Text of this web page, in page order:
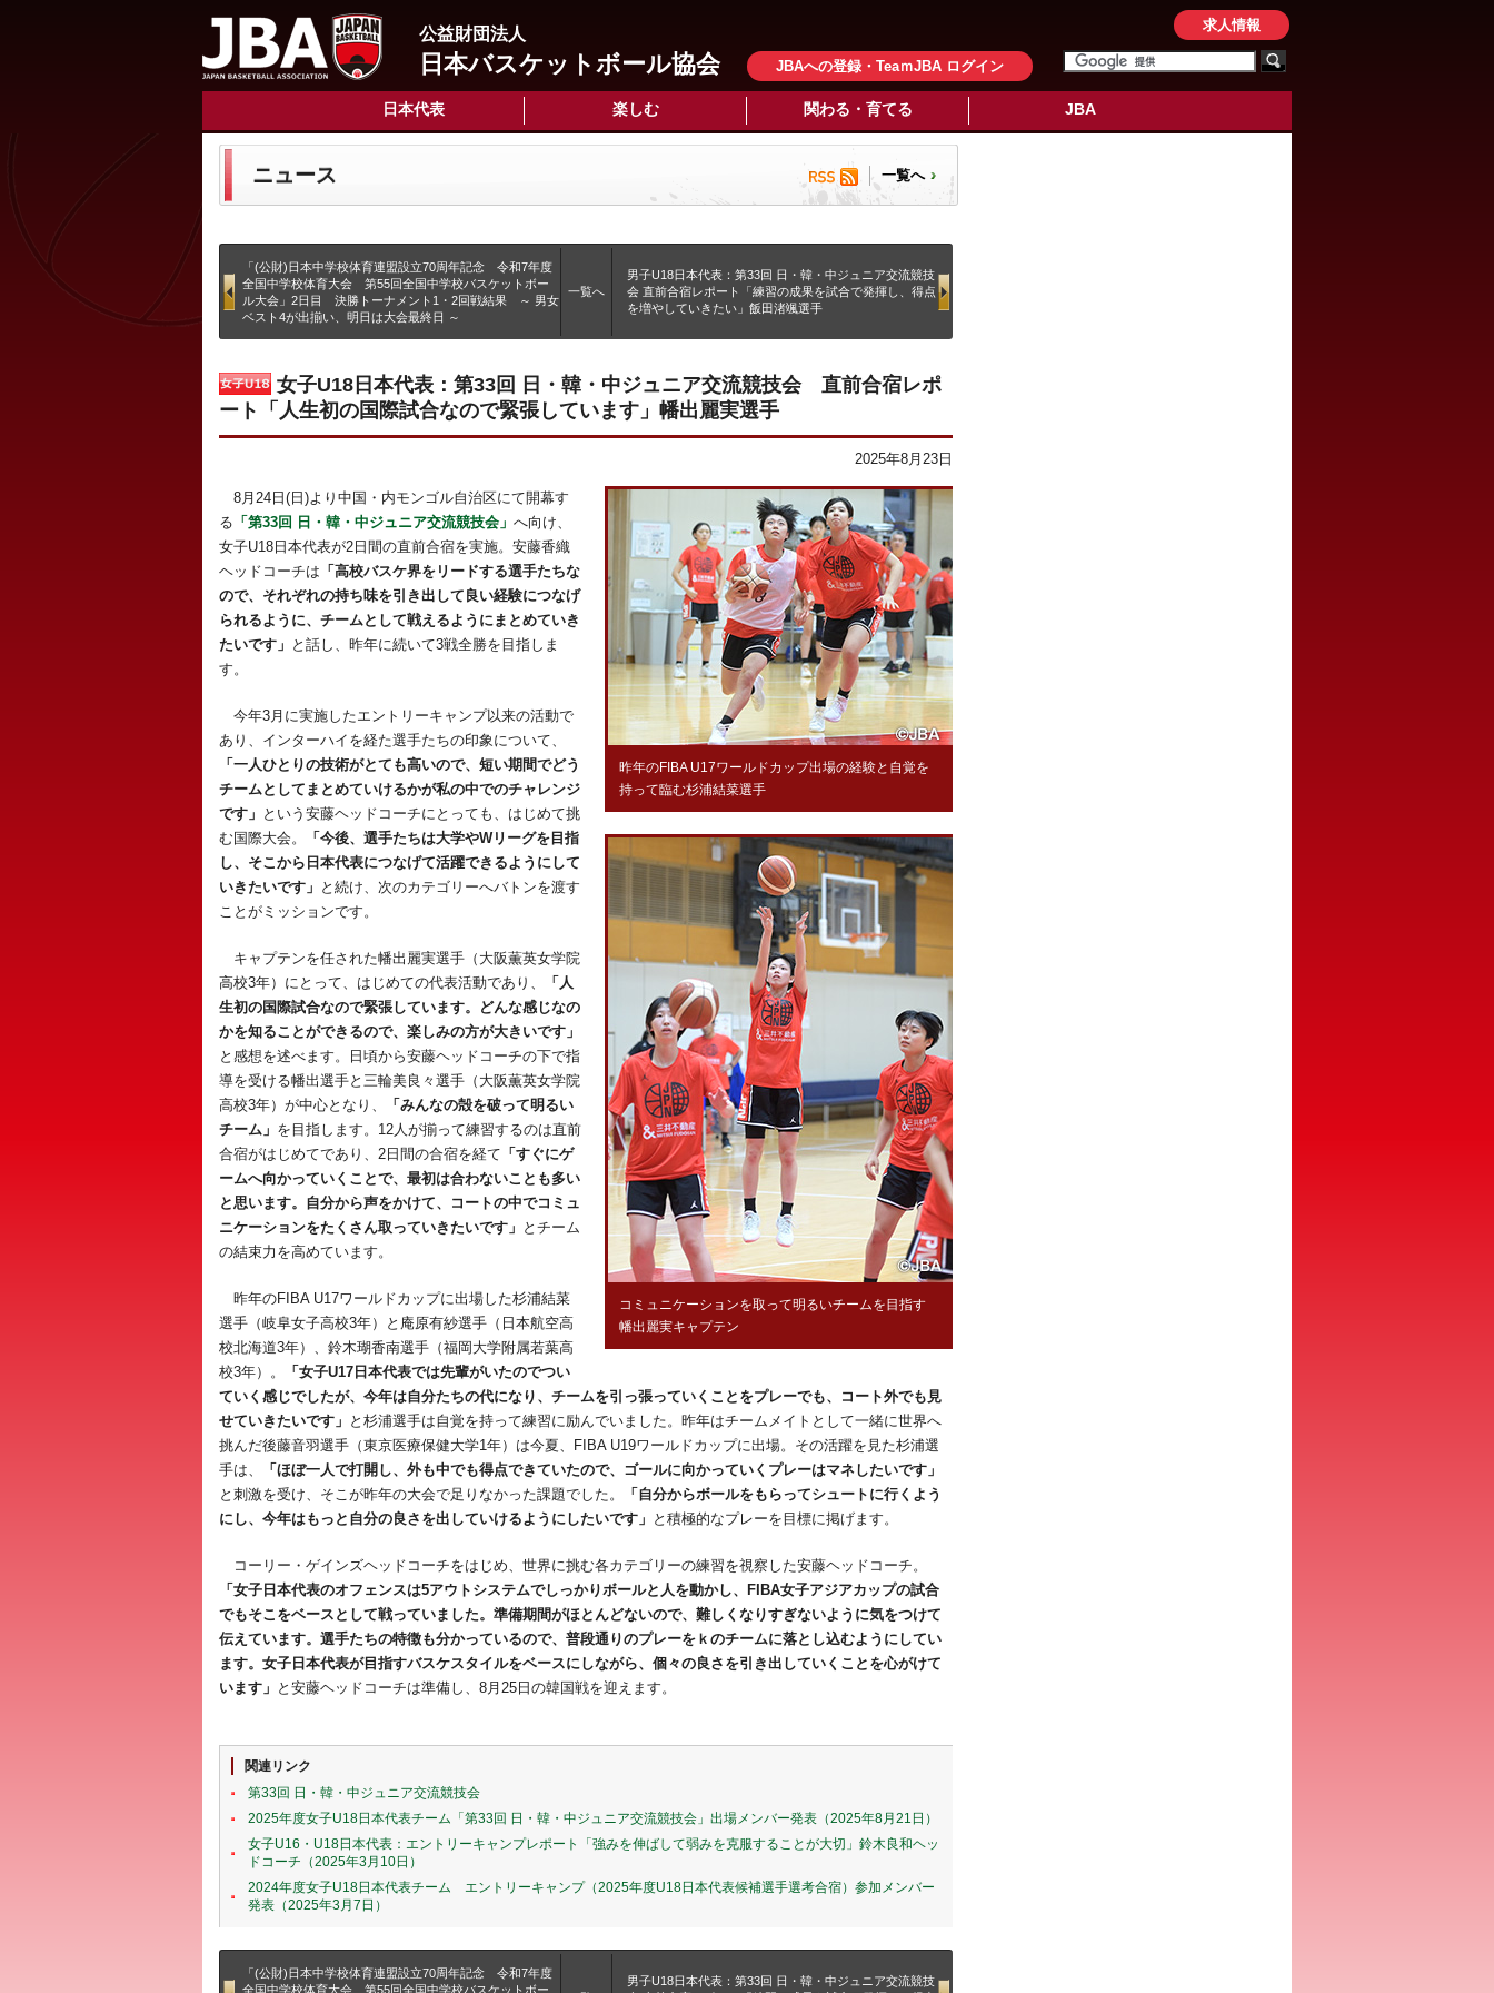
公益財団法人
日本バスケットボール協会 JBAへの登録・TeaｍJBA ログイン
求人情報
日本代表 楽しむ 関わる・育てる JBA
ニュース 一覧へ
「(公財)日本中学校体育連盟設立70周年記念 令和7年度
全国中学校体育大会 第55回全国中学校バスケットボー
ル大会」2日目 決勝トーナメント1・2回戦結果 ～ 男女
ベスト4が出揃い、明日は大会最終日 ～
一覧へ
男子U18日本代表：第33回 日・韓・中ジュニア交流競技
会 直前合宿レポート「練習の成果を試合で発揮し、得点
を増やしていきたい」飯田渚颯選手
女子U18日本代表：第33回 日・韓・中ジュニア交流競技会 直前合宿レポ
ート「人生初の国際試合なので緊張しています」幡出麗実選手
2025年8月23日
昨年のFIBA U17ワールドカップ出場の経験と自覚を
持って臨む杉浦結菜選手
コミュニケーションを取って明るいチームを目指す
幡出麗実キャプテン
8月24日(日)より中国・内モンゴル自治区にて開幕す
る 「第33回 日・韓・中ジュニア交流競技会」 へ向け、
女子U18日本代表が2日間の直前合宿を実施。安藤香織
ヘッドコーチは 「高校バスケ界をリードする選手たちな
ので、それぞれの持ち味を引き出して良い経験につなげ
られるように、チームとして戦えるようにまとめていき
たいです」 と話し、昨年に続いて3戦全勝を目指しま
す。
今年3月に実施したエントリーキャンプ以来の活動で
あり、インターハイを経た選手たちの印象について、
「一人ひとりの技術がとても高いので、短い期間でどう
チームとしてまとめていけるかが私の中でのチャレンジ
です」 という安藤ヘッドコーチにとっても、はじめて挑
む国際大会。
「今後、選手たちは大学やWリーグを目指
し、そこから日本代表につなげて活躍できるようにして
いきたいです」 と続け、次のカテゴリーへバトンを渡す
ことがミッションです。
キャプテンを任された幡出麗実選手（大阪薫英女学院
高校3年）にとって、はじめての代表活動であり、
「人
生初の国際試合なので緊張しています。どんな感じなの
かを知ることができるので、楽しみの方が大きいです」
と感想を述べます。日頃から安藤ヘッドコーチの下で指
導を受ける幡出選手と三輪美良々選手（大阪薫英女学院
高校3年）が中心となり、
「みんなの殻を破って明るい
チーム」 を目指します。12人が揃って練習するのは直前
合宿がはじめてであり、2日間の合宿を経て 「すぐにゲ
ームへ向かっていくことで、最初は合わないことも多い
と思います。自分から声をかけて、コートの中でコミュ
ニケーションをたくさん取っていきたいです」 とチーム
の結束力を高めています。
昨年のFIBA U17ワールドカップに出場した杉浦結菜
選手（岐阜女子高校3年）と庵原有紗選手（日本航空高
校北海道3年）、鈴木瑚香南選手（福岡大学附属若葉高
校3年）。
「女子U17日本代表では先輩がいたのでつい
ていく感じでしたが、今年は自分たちの代になり、チームを引っ張っていくことをプレーでも、コート外でも見
せていきたいです」 と杉浦選手は自覚を持って練習に励んでいました。昨年はチームメイトとして一緒に世界へ
挑んだ後藤音羽選手（東京医療保健大学1年）は今夏、FIBA U19ワールドカップに出場。その活躍を見た杉浦選
手は、
「ほぼ一人で打開し、外も中でも得点できていたので、ゴールに向かっていくプレーはマネしたいです」
と刺激を受け、そこが昨年の大会で足りなかった課題でした。
「自分からボールをもらってシュートに行くよう
にし、今年はもっと自分の良さを出していけるようにしたいです」 と積極的なプレーを目標に掲げます。
コーリー・ゲインズヘッドコーチをはじめ、世界に挑む各カテゴリーの練習を視察した安藤ヘッドコーチ。
「女子日本代表のオフェンスは5アウトシステムでしっかりボールと人を動かし、FIBA女子アジアカップの試合
でもそこをベースとして戦っていました。準備期間がほとんどないので、難しくなりすぎないように気をつけて
伝えています。選手たちの特徴も分かっているので、普段通りのプレーをｋのチームに落とし込むようにしてい
ます。女子日本代表が目指すバスケスタイルをベースにしながら、個々の良さを引き出していくことを心がけて
います」 と安藤ヘッドコーチは準備し、8月25日の韓国戦を迎えます。
関連リンク
第33回 日・韓・中ジュニア交流競技会
2025年度女子U18日本代表チーム「第33回 日・韓・中ジュニア交流競技会」出場メンバー発表（2025年8月21日）
女子U16・U18日本代表：エントリーキャンプレポート「強みを伸ばして弱みを克服することが大切」鈴木良和ヘッ
ドコーチ（2025年3月10日）
2024年度女子U18日本代表チーム エントリーキャンプ（2025年度U18日本代表候補選手選考合宿）参加メンバー
発表（2025年3月7日）
「(公財)日本中学校体育連盟設立70周年記念 令和7年度
全国中学校体育大会 第55回全国中学校バスケットボー
男子U18日本代表：第33回 日・韓・中ジュニア交流競技